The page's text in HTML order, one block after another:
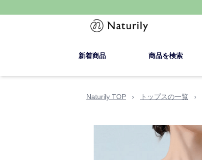
新着商品 商品を検索
Naturily TOP › トップスの一覧 ›